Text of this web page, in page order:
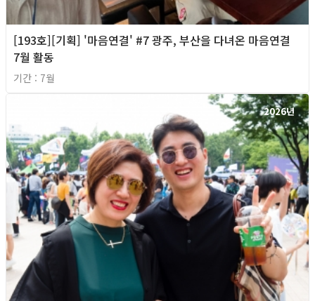
[193호][기획] '마음연결' #7 광주, 부산을 다녀온 마음연결
7월 활동
기간 : 7월
2026년